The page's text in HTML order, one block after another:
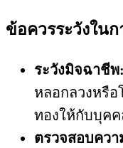
ข้อควรระวังใน
ระวังมิจฉาชีพ:
หลอกลวงหรือ
ทองให้กับบุค
ตรวจสอบคว